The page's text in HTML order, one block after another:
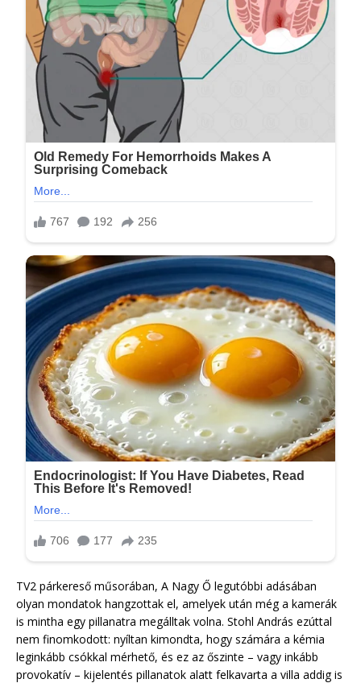
TV2 párkereső műsorában, A Nagy Ő legutóbbi adásában
olyan mondatok hangzottak el, amelyek után még a kamerák
is mintha egy pillanatra megálltak volna. Stohl András ezúttal
nem finomkodott: nyíltan kimondta, hogy számára a kémia
leginkább csókkal mérhető, és ez az őszinte – vagy inkább
provokatív – kijelentés pillanatok alatt felkavarta a villa addig is